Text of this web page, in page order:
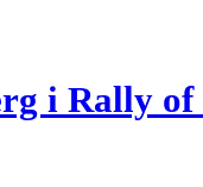
i Rally of